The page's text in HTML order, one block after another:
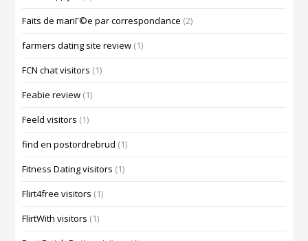
Faits de mariГ©e par correspondance (2)
farmers dating site review (1)
FCN chat visitors (1)
Feabie review (1)
Feeld visitors (1)
find en postordrebrud (1)
Fitness Dating visitors (1)
Flirt4free visitors (1)
FlirtWith visitors (1)